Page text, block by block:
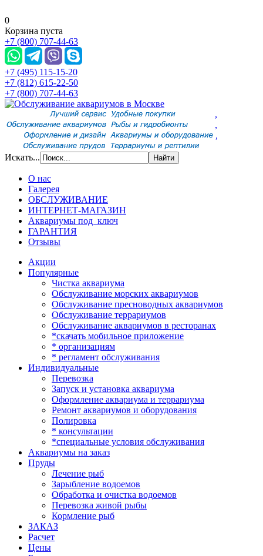
0
Корзина пуста
+7 (800) 707-44-63
+7 (495) 115-15-20
+7 (812) 615-22-50
+7 (800) 707-44-63
,
,
,
Искать...
О нас
Галерея
ОБСЛУЖИВАНИЕ
ИНТЕРНЕТ-МАГАЗИН
Аквариумы под ключ
ГАРАНТИЯ
Отзывы
Акции
Популярные
Чистка аквариума
Обслуживание морских аквариумов
Обслуживание пресноводных аквариумов
Обслуживание террариумов
Обслуживание аквариумов в ресторанах
*скачать мобильное приложение
* организациям
* регламент обслуживания
Индивидуальные
Перевозка
Запуск и установка аквариума
Оформление аквариума и террариума
Ремонт аквариумов и оборудования
Полировка
* консультации
*специальные условия обслуживания
Аквариумы на заказ
Пруды
Лечение рыб
Зарыбление водоемов
Обработка и очистка водоемов
Перевозка живой рыбы
Кормление рыб
ЗАКАЗ
Расчет
Цены